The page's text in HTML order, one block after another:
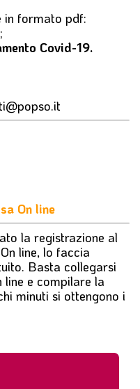
in formato pdf:
;
Covid-19.
On line
la registrazione al
line, lo faccia
Basta collegarsi
line e compilare la
minuti si ottengono i